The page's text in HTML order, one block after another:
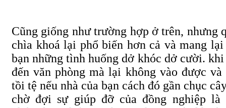
Cũng giống như trường hợp ở trên, nhưng
chìa khoá lại phổ biến hơn cả và mang lại
bạn những tình huống dở khóc dở cười. khi
đến văn phòng mà lại không vào được và
tồi tệ nếu nhà của bạn cách đó gần chục
chờ đợi sự giúp đỡ của đồng nghiệp là